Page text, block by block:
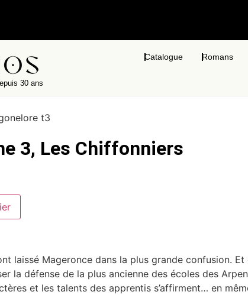
30 ans
Catalogue Romans
3, Les Chiffonniers
laissé Mageronce dans la plus grande confusion.
la défense de la plus ancienne des écoles des
et les talents des apprentis s’affirment… en